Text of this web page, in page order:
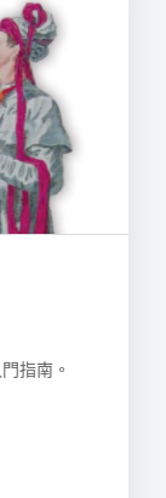
指南。